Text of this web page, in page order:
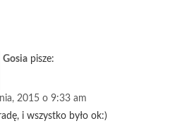
Gosia pisze:
2015 o 9:33 am
i wszystko było ok:)